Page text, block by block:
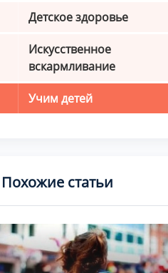
Детское здоровье
Искусственное
вскармливание
Учим детей
Похожие статьи